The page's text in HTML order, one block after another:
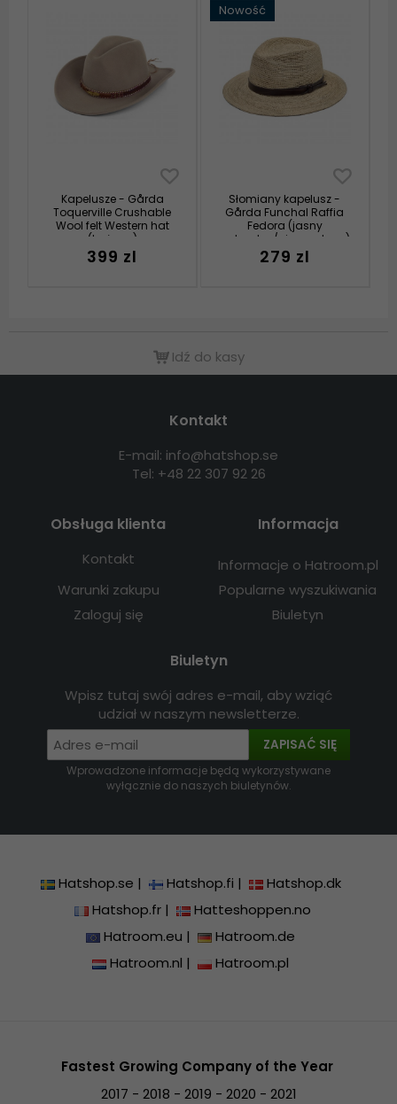
Kapelusze - Gårda
Toquerville Crushable
Wool felt Western hat
(beżowy)
399 zl
Nowość
Słomiany kapelusz -
Gårda Funchal Raffia
Fedora (jasny
naturalny/ciemny brąz)
279 zl
Idź do kasy
Kontakt
E-mail: info@hatshop.se
Tel: +48 22 307 92 26
Obsługa klienta
Kontakt
Warunki zakupu
Zaloguj się
Informacja
Informacje o Hatroom.pl
Popularne wyszukiwania
Biuletyn
Biuletyn
Wpisz tutaj swój adres e-mail, aby wziąć
udział w naszym newsletterze.
ZAPISAĆ SIĘ
Wprowadzone informacje będą wykorzystywane
wyłącznie do naszych biuletynów.
Hatshop.se | Hatshop.fi |
Hatshop.dk
Hatshop.fr|
Hatteshoppen.no
Hatroom.eu |
Hatroom.de
Hatroom.nl | Hatroom.pl
Fastest Growing Company of the Year
2017 - 2018 - 2019 - 2020 - 2021